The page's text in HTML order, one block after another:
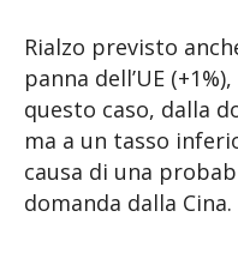
Rialzo previsto
panna dell’UE
questo caso, dalla
ma a un tasso
causa di una
domanda dalla Cina.